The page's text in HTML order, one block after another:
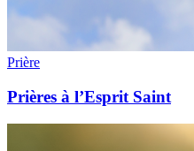
Prière
Prières à l’Esprit Saint